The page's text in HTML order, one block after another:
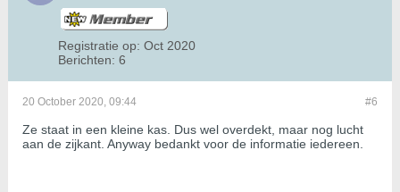
Registratie op: Oct 2020
Berichten: 6
#6
20 October 2020, 09:44
Ze staat in een kleine kas. Dus wel overdekt, maar nog lucht
aan de zijkant. Anyway bedankt voor de informatie iedereen.